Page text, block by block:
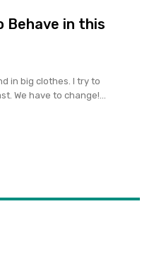
Behave in this
in big clothes. I try to
We have to change!...